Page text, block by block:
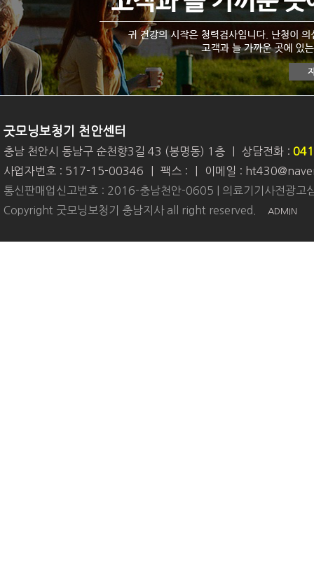
굿모닝보청기 천안센터
충남 천안시 동남구 순천향3길 43 (봉명동) 1층 상담전화 :
사업자번호 : 517-15-00346
팩스 :
이메일 :
통신판매업신고번호 : 2016-충남천안-0605 | 의료기기사전광고
Copyright 굿모닝보청기 충남지사 all right reserved.
ADMIN